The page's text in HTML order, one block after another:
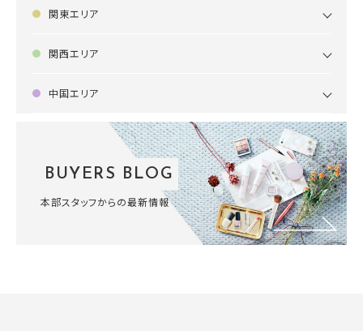
関東エリア
関西エリア
中国エリア
BUYERS BLOG
本部スタッフからの最新情報